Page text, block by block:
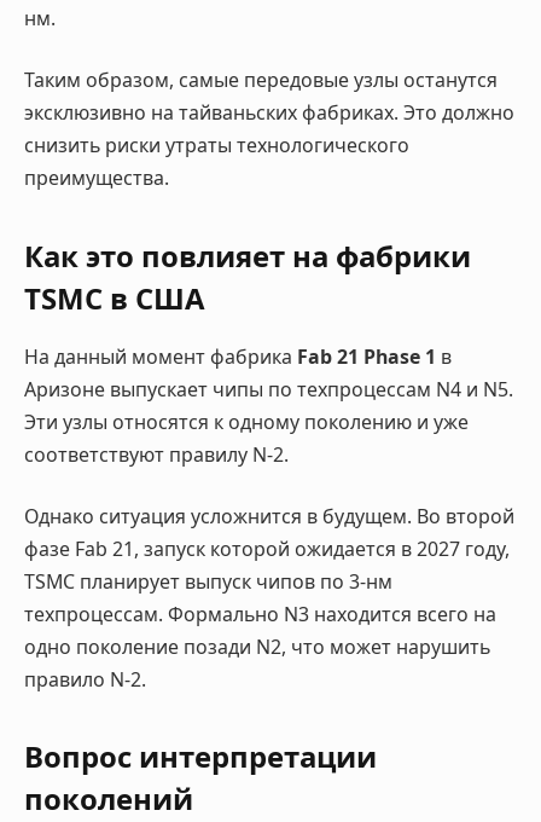
нм.
Таким образом, самые передовые узлы останутся
эксклюзивно на тайваньских фабриках. Это должно
снизить риски утраты технологического
преимущества.
Как это повлияет на фабрики
TSMC в США
На данный момент фабрика Fab 21 Phase 1 в
Аризоне выпускает чипы по техпроцессам N4 и N5.
Эти узлы относятся к одному поколению и уже
соответствуют правилу N-2.
Однако ситуация усложнится в будущем. Во второй
фазе Fab 21, запуск которой ожидается в 2027 году,
TSMC планирует выпуск чипов по 3-нм
техпроцессам. Формально N3 находится всего на
одно поколение позади N2, что может нарушить
правило N-2.
Вопрос интерпретации
поколений